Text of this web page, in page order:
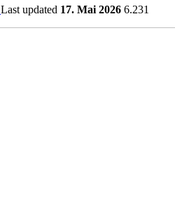
Last updated 17. Mai 2026 6.231